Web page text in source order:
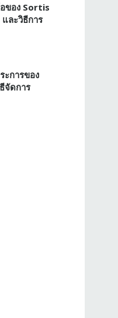
ของ Sortis
ละวิธีการ
ะการของ
จัดการ